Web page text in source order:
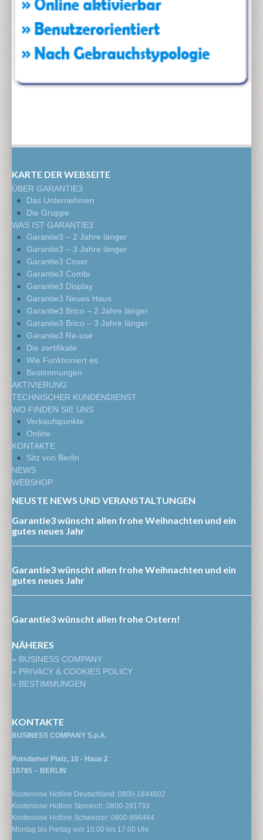
KARTE DER WEBSEITE
ÜBER GARANTIE3
Das Unternehmen
Die Gruppe
WAS IST GARANTIE3
Garantie3 – 2 Jahre länger
Garantie3 – 3 Jahre länger
Garantie3 Cover
Garantie3 Combi
Garantie3 Display
Garantie3 Neues Haus
Garantie3 Brico – 2 Jahre länger
Garantie3 Brico – 3 Jahre länger
Garantie3 Re-use
Die zertifikate
Wie Funktioniert es
Bestimmungen
AKTIVIERUNG
TECHNISCHER KUNDENDIENST
WO FINDEN SIE UNS
Verkaufspunkte
Online
KONTAKTE
Sitz von Berlin
NEWS
WEBSHOP
NEUSTE NEWS UND VERANSTALTUNGEN
Garantie3 wünscht allen frohe Weihnachten und ein
gutes neues Jahr
Garantie3 wünscht allen frohe Weihnachten und ein
gutes neues Jahr
Garantie3 wünscht allen frohe Ostern!
NÄHERES
» BUSINESS COMPANY
» PRIVACY & COOKIES POLICY
» BESTIMMUNGEN
KONTAKTE
BUSINESS COMPANY S.p.A.
Potsdamer Platz, 10 - Haus 2
10785 – BERLIN
Kostenlose Hotline Deutschland: 0800-1844602
Kostenlose Hotline Sterreich: 0800-281733
Kostenlose Hotline Schweizer: 0800-896484
Montag bis Freitag von 10.00 bis 17.00 Uhr